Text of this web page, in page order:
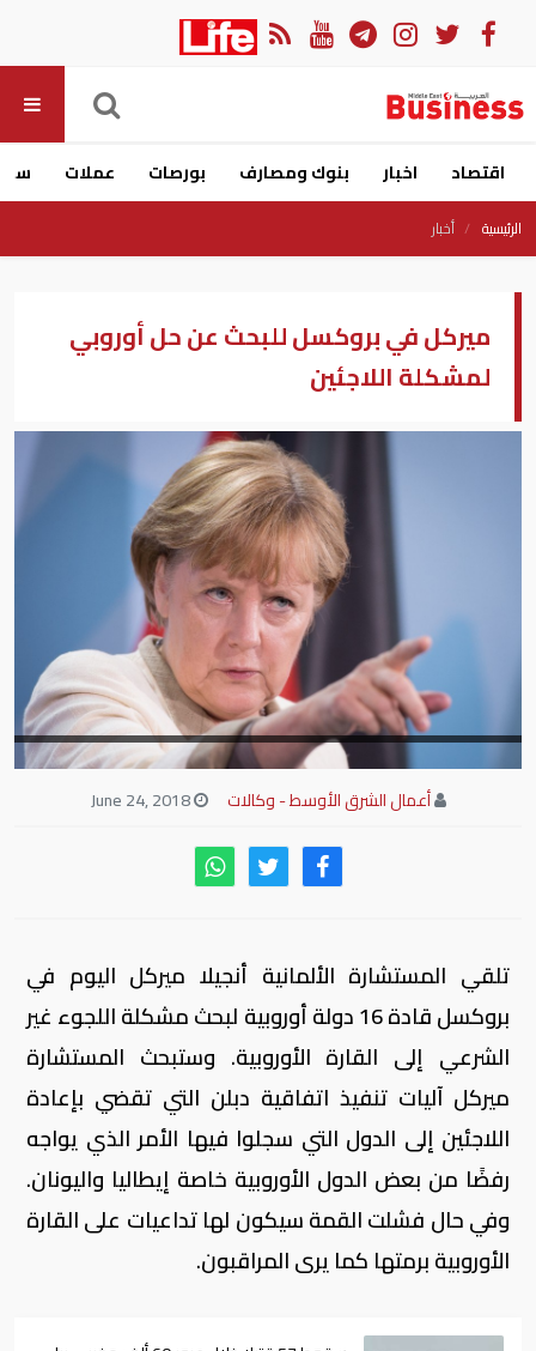
اقتصاد اخبار بنوك ومصارف بورصات عملات
الرئيسية أخبار
ميركل في بروكسل للبحث عن حل أوروبي
لمشكلة اللاجئين
أعمال الشرق الأوسط - وكالات June 24, 2018
تلقي المستشارة الألمانية أنجيلا ميركل اليوم في
بروكسل قادة 16 دولة أوروبية لبحث مشكلة اللجوء غير
الشرعي إلى القارة الأوروبية. وستبحث المستشارة
ميركل آليات تنفيذ اتفاقية دبلن التي تقضي بإعادة
اللاجئين إلى الدول التي سجلوا فيها الأمر الذي يواجه
رفضًا من بعض الدول الأوروبية خاصة إيطاليا واليونان.
وفي حال فشلت القمة سيكون لها تداعيات على القارة
الأوروبية برمتها كما يرى المراقبون.